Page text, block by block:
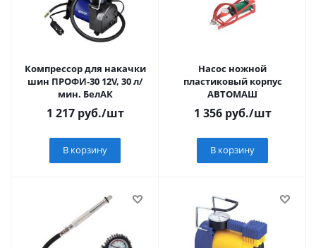
Компрессор для накачки
шин ПРОФИ-30 12V, 30 л/
мин. БелАК
1 217руб./шт
В корзину
Насос ножной
пластиковый корпус
АВТОМАШ
1 356руб./шт
В корзину